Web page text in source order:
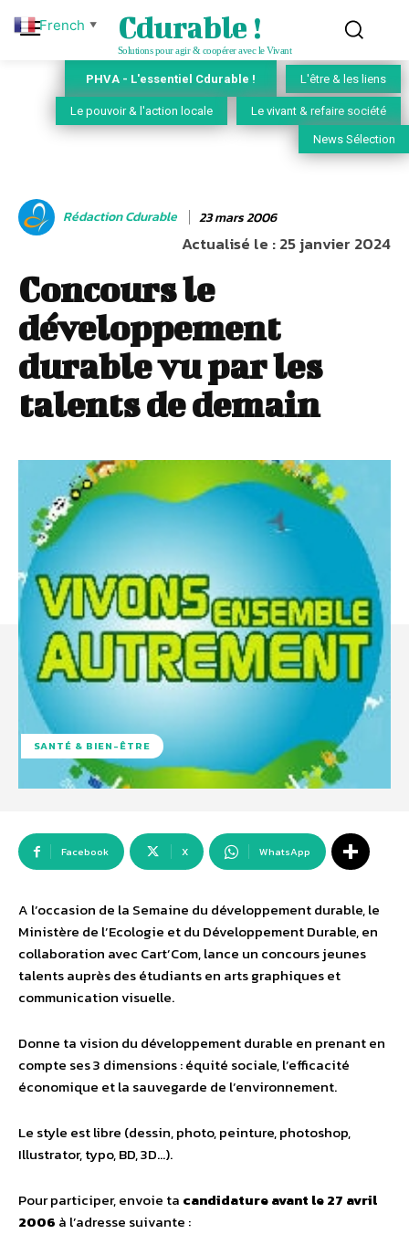
Cdurable !
Solutions pour agir & coopérer avec le Vivant
PHVA - L'essentiel Cdurable ! L'être & les liens
Le pouvoir & l'action locale Le vivant & refaire société
News Sélection
Rédaction Cdurable 23 mars 2006
Actualisé le :25 janvier 2024
Concours le
développement
durable vu par les
talents de demain
SANTÉ & BIEN-ÊTRE
Facebook X WhatsApp
A l’occasion de la Semaine du développement durable, le
Ministère de l’Ecologie et du Développement Durable, en
collaboration avec Cart’Com, lance un concours jeunes
talents auprès des étudiants en arts graphiques et
communication visuelle.
Donne ta vision du développement durable en prenant en
compte ses 3 dimensions : équité sociale, l’efficacité
économique et la sauvegarde de l’environnement.
Le style est libre (dessin, photo, peinture, photoshop,
Illustrator, typo, BD, 3D…).
Pour participer, envoie ta candidature avant le 27 avril
2006 à l’adresse suivante :
French ▼